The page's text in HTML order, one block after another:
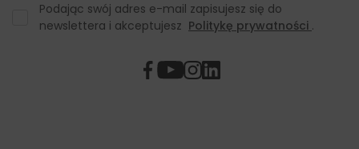
Podając swój adres e-mail zapisujesz się do
newslettera i akceptujesz Politykę prywatności .